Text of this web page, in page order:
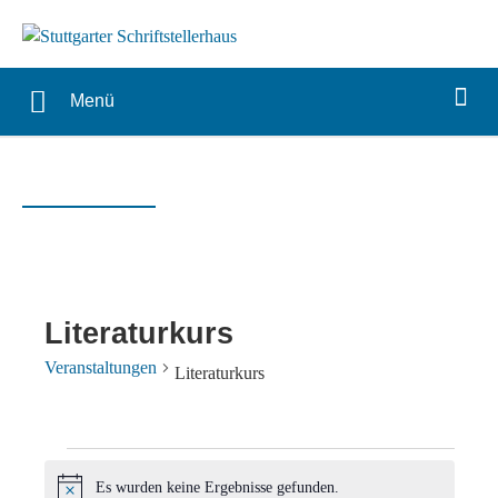
Menü
Literaturkurs
Veranstaltungen Literaturkurs
Veranstaltungen
Es wurden keine Ergebnisse gefunden.